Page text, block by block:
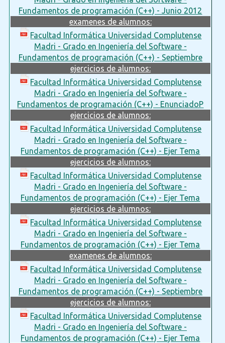
Fundamentos de programación (C++) - Junio 2012
examenes de alumnos:
Facultad Informática Universidad Complutense
Madri - Grado en Ingeniería del Software -
Fundamentos de programación (C++) - Septiembre
ejercicios de alumnos:
Facultad Informática Universidad Complutense
Madri - Grado en Ingeniería del Software -
Fundamentos de programación (C++) - EnunciadoP
ejercicios de alumnos:
Facultad Informática Universidad Complutense
Madri - Grado en Ingeniería del Software -
Fundamentos de programación (C++) - Ejer Tema
ejercicios de alumnos:
Facultad Informática Universidad Complutense
Madri - Grado en Ingeniería del Software -
Fundamentos de programación (C++) - Ejer Tema
ejercicios de alumnos:
Facultad Informática Universidad Complutense
Madri - Grado en Ingeniería del Software -
Fundamentos de programación (C++) - Ejer Tema
examenes de alumnos:
Facultad Informática Universidad Complutense
Madri - Grado en Ingeniería del Software -
Fundamentos de programación (C++) - Septiembre
ejercicios de alumnos:
Facultad Informática Universidad Complutense
Madri - Grado en Ingeniería del Software -
Fundamentos de programación (C++) - Ejer Tema